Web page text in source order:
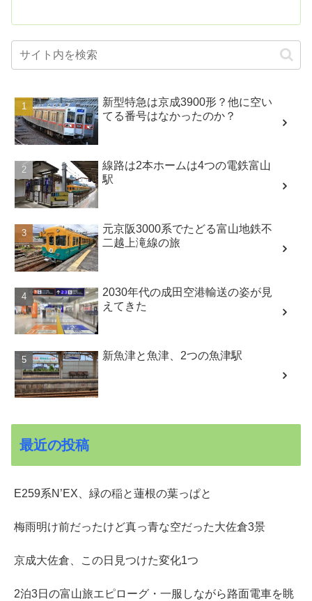
新型特急は京成3900形？他に空い
てる番号はなかったのか？
線路は2本ホームは4つの電鉄富山
駅
元京阪3000系でたどる富山地鉄不
二越上滝線の旅
2030年代の成田空港輸送の姿が見
えてきた
新魚津と魚津、2つの魚津駅
最近の投稿
E259系N’EX、緑の稲と蓮根の葉っぱと
梅雨明け前だったけど真っ青な空だった大佐倉3景
京成大佐倉、この日見つけた変化1つ
2泊3日の富山旅エピローグ・一服しながら路面電車を眺